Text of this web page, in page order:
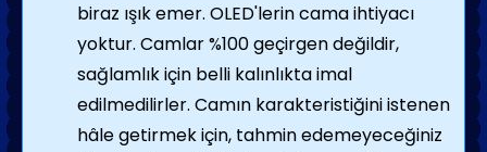
biraz ışık emer. OLED'lerin cama ihtiyacı
yoktur. Camlar %100 geçirgen değildir,
sağlamlık için belli kalınlıkta imal
edilmedilirler. Camın karakteristiğini istenen
hâle getirmek için, tahmin edemeyeceğiniz